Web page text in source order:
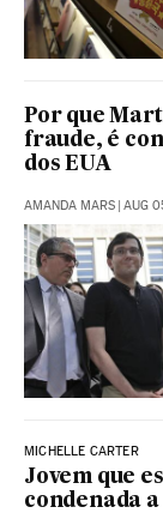
Por que
fraude, é
dos EUA
AMANDA MARS | AUG
MICHELLE CARTER
Jovem que
condenada a